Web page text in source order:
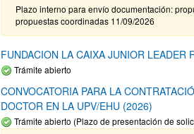
Plazo interno para envío documentación:
propuestas coordinadas 11/09/2026
FUNDACION LA CAIXA JUNIOR LEADER
Trámite abierto
CONVOCATORIA PARA LA
DOCTOR EN LA UPV/EHU (2026)
Trámite abierto (Plazo de presentación de